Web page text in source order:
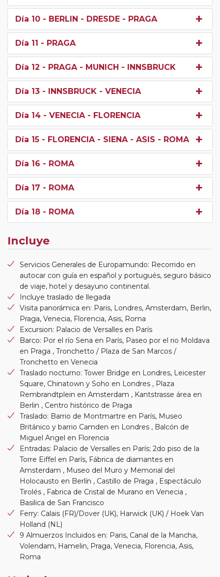
Día 10 - BERLIN - DRESDE - PRAGA
Día 11 - PRAGA
Día 12 - PRAGA - MUNICH - INNSBRUCK
Día 13 - INNSBRUCK - VENECIA
Día 14 - VENECIA - FLORENCIA
Día 15 - FLORENCIA - SIENA - ASIS - ROMA
Día 16 - ROMA
Día 17 - ROMA
Día 18 - ROMA
Incluye
Servicios Generales de Europamundo: Recorrido en
autocar con guía en español y portugués, seguro básico
de viaje, hotel y desayuno continental.
Incluye traslado de llegada
Visita panorámica en: Paris, Londres, Amsterdam, Berlin,
Praga, Venecia, Florencia, Asis, Roma
Excursion: Palacio de Versalles en París
Barco: Por el río Sena en París, Paseo por el rio Moldava
en Praga , Tronchetto / Plaza de San Marcos /
Tronchetto en Venecia
Traslado nocturno: Tower Bridge en Londres, Leicester
Square, Chinatown y Soho en Londres , Plaza
Rembrandtplein en Amsterdam , Kantstrasse área en
Berlin , Centro histórico de Praga
Traslado: Barrio de Montmartre en París, Museo
Británico y barrio Camden en Londres , Balcón de
Miguel Angel en Florencia
Entradas: Palacio de Versalles en París; 2do piso de la
Torre Eiffel en París, Fábrica de diamantes en
Amsterdam , Museo del Muro y Memorial del
Holocausto en Berlín , Castillo de Praga , Espectáculo
Tirolés , Fabrica de Cristal de Murano en Venecia ,
Basilica de San Francisco
Ferry: Calais (FR)/Dover (UK), Harwick (UK) / Hoek Van
Holland (NL)
9 Almuerzos Incluidos en: Paris, Canal de la Mancha,
Volendam, Hamelin, Praga, Venecia, Florencia, Asis,
Roma